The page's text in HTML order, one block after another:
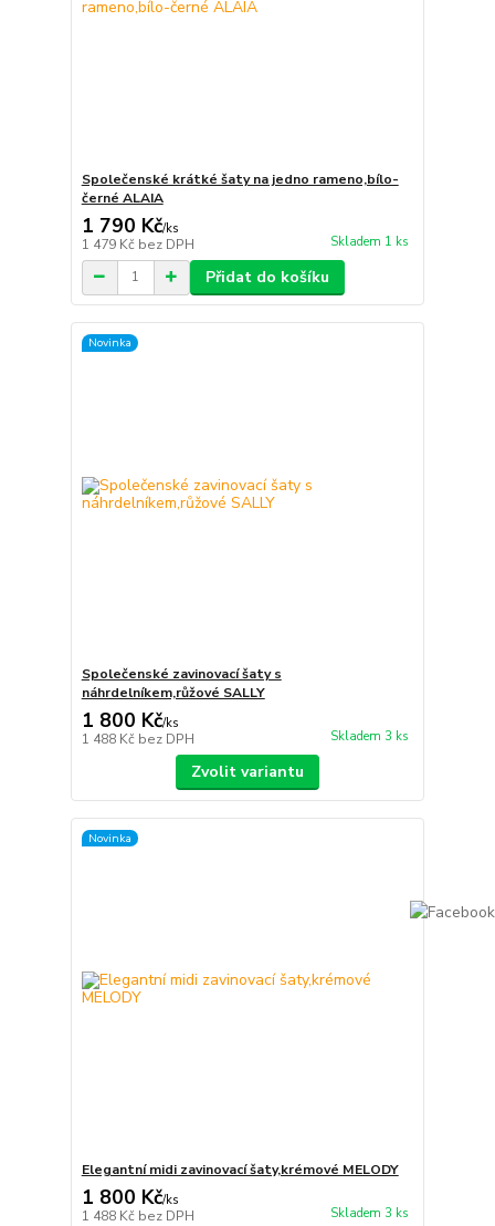
Společenské krátké šaty na jedno rameno,bílo-
černé ALAIA
1 790 Kč/ks
1 479 Kč bez DPH Skladem 1 ks
Přidat do košíku
Novinka
Společenské zavinovací šaty s
náhrdelníkem,růžové SALLY
1 800 Kč/ks
1 488 Kč bez DPH Skladem 3 ks
Zvolit variantu
Novinka
Elegantní midi zavinovací šaty,krémové MELODY
1 800 Kč/ks
1 488 Kč bez DPH Skladem 3 ks